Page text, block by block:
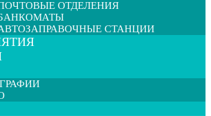
ОТДЕЛЕНИЯ
СТАНЦИИ